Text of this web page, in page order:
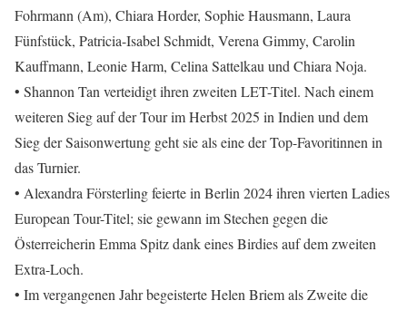
Fohrmann (Am), Chiara Horder, Sophie Hausmann, Laura
Fünfstück, Patricia-Isabel Schmidt, Verena Gimmy, Carolin
Kauffmann, Leonie Harm, Celina Sattelkau und Chiara Noja.
• Shannon Tan verteidigt ihren zweiten LET-Titel. Nach einem
weiteren Sieg auf der Tour im Herbst 2025 in Indien und dem
Sieg der Saisonwertung geht sie als eine der Top-Favoritinnen in
das Turnier.
• Alexandra Försterling feierte in Berlin 2024 ihren vierten Ladies
European Tour-Titel; sie gewann im Stechen gegen die
Österreicherin Emma Spitz dank eines Birdies auf dem zweiten
Extra-Loch.
• Im vergangenen Jahr begeisterte Helen Briem als Zweite die